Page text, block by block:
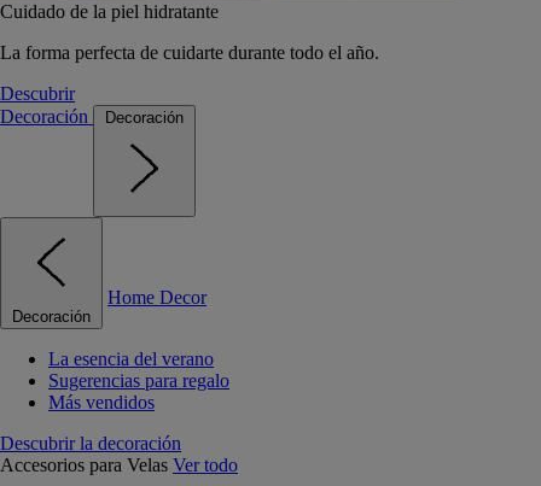
Cuidado de la piel hidratante
La forma perfecta de cuidarte durante todo el año.
Descubrir
Decoración
Decoración
Decoración
Home Decor
La esencia del verano
Sugerencias para regalo
Más vendidos
Descubrir la decoración
Accesorios para Velas Ver todo